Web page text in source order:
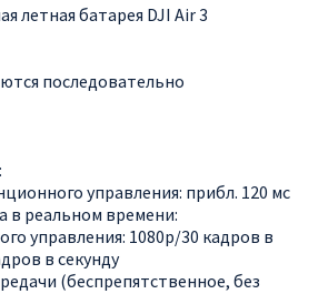
летная батарея DJI Air 3
последовательно
управления: прибл. 120 мс
в реальном времени:
управления: 1080p/30 кадров в
в секунду
(беспрепятственное, без